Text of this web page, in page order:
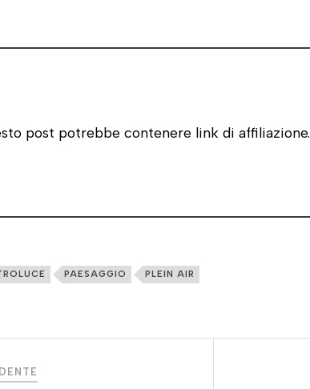
post potrebbe contenere link di affiliazione.
PAESAGGIO PLEIN AIR